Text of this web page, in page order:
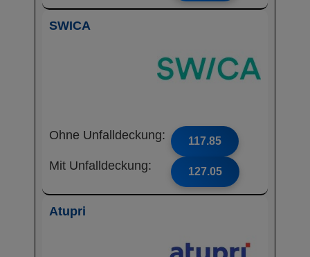
SWICA
Ohne Unfalldeckung: 117.85
Mit Unfalldeckung: 127.05
Atupri